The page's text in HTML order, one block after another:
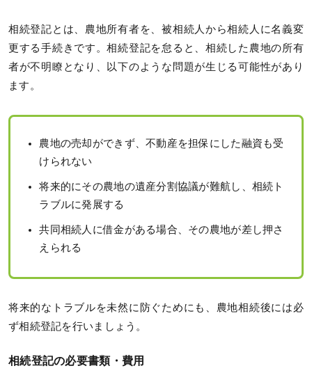
相続登記とは、農地所有者を、被相続人から相続人に名義変
更する手続きです。相続登記を怠ると、相続した農地の所有
者が不明瞭となり、以下のような問題が生じる可能性があり
ます。
農地の売却ができず、不動産を担保にした融資も受
けられない
将来的にその農地の遺産分割協議が難航し、相続ト
ラブルに発展する
共同相続人に借金がある場合、その農地が差し押さ
えられる
将来的なトラブルを未然に防ぐためにも、農地相続後には必
ず相続登記を行いましょう。
相続登記の必要書類・費用